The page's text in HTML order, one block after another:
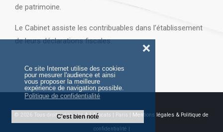
Ce site Internet utilise des cookies
pour mesurer l'audience et ainsi
vous proposer la meilleure
expérience de navigation possible.
Politique de confidentialité
C'est bien noté
❌
de patrimoine.
Le Cabinet assiste les contribuables dans l’établissement
de leurs déclarations fiscales.
© 2026 Tous droits réservés AJ Avocats | Paris | Mentions légales & Politique de
confidentialité |